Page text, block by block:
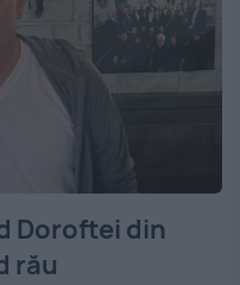
Doroftei din
rău